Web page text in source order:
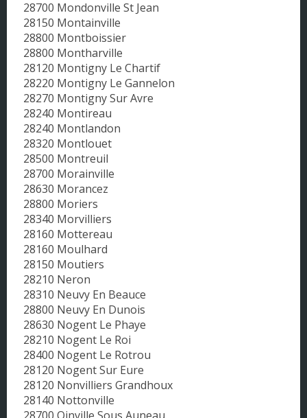
28700 Mondonville St Jean
28150 Montainville
28800 Montboissier
28800 Montharville
28120 Montigny Le Chartif
28220 Montigny Le Gannelon
28270 Montigny Sur Avre
28240 Montireau
28240 Montlandon
28320 Montlouet
28500 Montreuil
28700 Morainville
28630 Morancez
28800 Moriers
28340 Morvilliers
28160 Mottereau
28160 Moulhard
28150 Moutiers
28210 Neron
28310 Neuvy En Beauce
28800 Neuvy En Dunois
28630 Nogent Le Phaye
28210 Nogent Le Roi
28400 Nogent Le Rotrou
28120 Nogent Sur Eure
28120 Nonvilliers Grandhoux
28140 Nottonville